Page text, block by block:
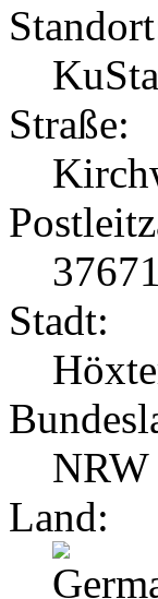
Straße:
37671
Stadt:
NRW
Land: